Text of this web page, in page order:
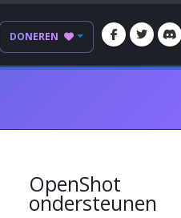
DONEREN
OpenShot
ondersteunen